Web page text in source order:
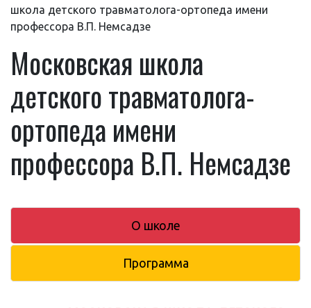
школа детского травматолога-ортопеда имени
профессора В.П. Немсадзе
Московская школа
детского травматолога-
ортопеда имени
профессора В.П. Немсадзе
О школе
Программа